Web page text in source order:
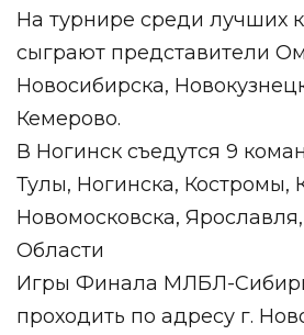
На турнире среди лучших
сыграют представители
Новосибирска,
Кемерово.
В Ногинск съедутся 9
Тулы, Ногинска, Костромы,
Новомосковска,
Области
Игры Финала МЛБЛ-
проходить по адресу г.